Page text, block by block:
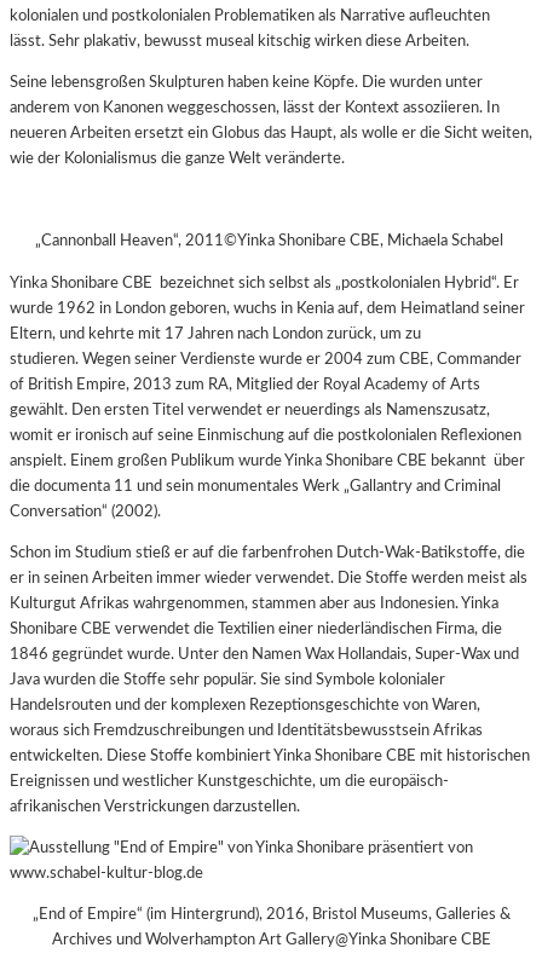
kolonialen und postkolonialen Problematiken als Narrative aufleuchten
lässt. Sehr plakativ, bewusst museal kitschig wirken diese Arbeiten.
Seine lebensgroßen Skulpturen haben keine Köpfe. Die wurden unter
anderem von Kanonen weggeschossen, lässt der Kontext assoziieren. In
neueren Arbeiten ersetzt ein Globus das Haupt, als wolle er die Sicht weiten,
wie der Kolonialismus die ganze Welt veränderte.
„Cannonball Heaven“, 2011©Yinka Shonibare CBE, Michaela Schabel
Yinka Shonibare CBE bezeichnet sich selbst als „postkolonialen Hybrid“. Er
wurde 1962 in London geboren, wuchs in Kenia auf, dem Heimatland seiner
Eltern, und kehrte mit 17 Jahren nach London zurück, um zu
studieren. Wegen seiner Verdienste wurde er 2004 zum CBE, Commander
of British Empire, 2013 zum RA, Mitglied der Royal Academy of Arts
gewählt. Den ersten Titel verwendet er neuerdings als Namenszusatz,
womit er ironisch auf seine Einmischung auf die postkolonialen Reflexionen
anspielt. Einem großen Publikum wurde Yinka Shonibare CBE bekannt über
die documenta 11 und sein monumentales Werk „Gallantry and Criminal
Conversation“ (2002).
Schon im Studium stieß er auf die farbenfrohen Dutch-Wak-Batikstoffe, die
er in seinen Arbeiten immer wieder verwendet. Die Stoffe werden meist als
Kulturgut Afrikas wahrgenommen, stammen aber aus Indonesien. Yinka
Shonibare CBE verwendet die Textilien einer niederländischen Firma, die
1846 gegründet wurde. Unter den Namen Wax Hollandais, Super-Wax und
Java wurden die Stoffe sehr populär. Sie sind Symbole kolonialer
Handelsrouten und der komplexen Rezeptionsgeschichte von Waren,
woraus sich Fremdzuschreibungen und Identitätsbewusstsein Afrikas
entwickelten. Diese Stoffe kombiniert Yinka Shonibare CBE mit historischen
Ereignissen und westlicher Kunstgeschichte, um die europäisch-
afrikanischen Verstrickungen darzustellen.
„End of Empire“ (im Hintergrund), 2016, Bristol Museums, Galleries &
Archives und Wolverhampton Art Gallery@Yinka Shonibare CBE